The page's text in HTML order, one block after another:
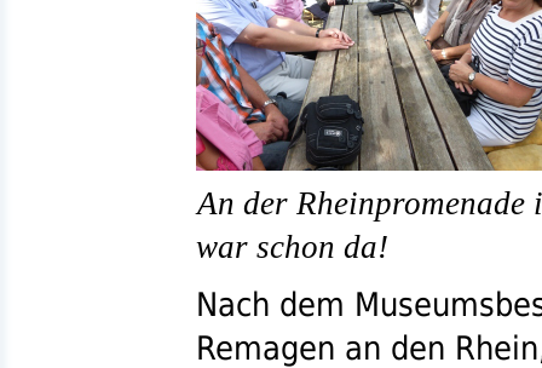
An der Rheinpromenade
war schon da!
Nach dem
Remagen an den